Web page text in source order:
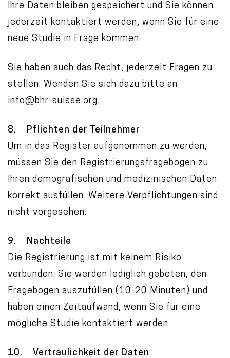
Ihre Daten bleiben gespeichert und Sie können
jederzeit kontaktiert werden, wenn Sie für eine
neue Studie in Frage kommen.
Sie haben auch das Recht, jederzeit Fragen zu
stellen. Wenden Sie sich dazu bitte an
info@bhr-suisse.org.
8. Pflichten der Teilnehmer
Um in das Register aufgenommen zu werden,
müssen Sie den Registrierungsfragebogen zu
Ihren demografischen und medizinischen Daten
korrekt ausfüllen. Weitere Verpflichtungen sind
nicht vorgesehen.
9. Nachteile
Die Registrierung ist mit keinem Risiko
verbunden. Sie werden lediglich gebeten, den
Fragebogen auszufüllen (10-20 Minuten) und
haben einen Zeitaufwand, wenn Sie für eine
mögliche Studie kontaktiert werden.
10. Vertraulichkeit der Daten